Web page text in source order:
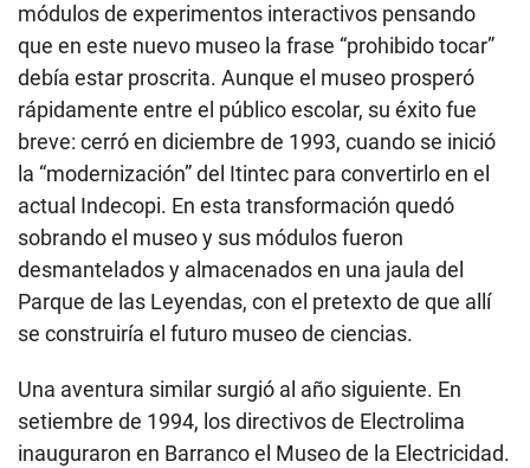
módulos de experimentos interactivos pensando
que en este nuevo museo la frase “prohibido tocar”
debía estar proscrita. Aunque el museo prosperó
rápidamente entre el público escolar, su éxito fue
breve: cerró en diciembre de 1993, cuando se inició
la “modernización” del Itintec para convertirlo en el
actual Indecopi. En esta transformación quedó
sobrando el museo y sus módulos fueron
desmantelados y almacenados en una jaula del
Parque de las Leyendas, con el pretexto de que allí
se construiría el futuro museo de ciencias.
Una aventura similar surgió al año siguiente. En
setiembre de 1994, los directivos de Electrolima
inauguraron en Barranco el Museo de la Electricidad.